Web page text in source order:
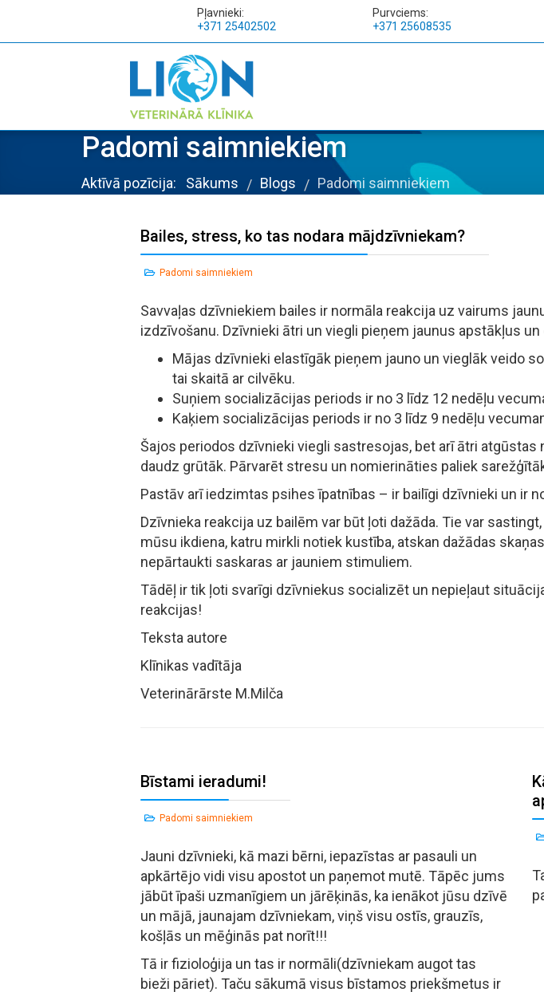
Pļavnieki:
+371 25402502
Purvciems:
+371 25608535
Padomi saimniekiem
Aktīvā pozīcija: Sākums / Blogs / Padomi saimniekiem
Bailes, stress, ko tas nodara mājdzīvniekam?
Padomi saimniekiem
Savvaļas dzīvniekiem bailes ir normāla reakcija uz vairums
izdzīvošanu. Dzīvnieki ātri un viegli pieņem jaunus apstākļus
Mājas dzīvnieki elastīgāk pieņem jauno un vieglāk veido
tai skaitā ar cilvēku.
Suņiem socializācijas periods ir no 3 līdz 12 nedēļu
Kaķiem socializācijas periods ir no 3 līdz 9 nedēļu
Šajos periodos dzīvnieki viegli sastresojas, bet arī ātri
daudz grūtāk. Pārvarēt stresu un nomierināties paliek
Pastāv arī iedzimtas psihes īpatnības – ir bailīgi dzīvnieki un ir
Dzīvnieka reakcija uz bailēm var būt ļoti dažāda. Tie var
mūsu ikdiena, katru mirkli notiek kustība, atskan dažādas
nepārtaukti saskaras ar jauniem stimuliem.
Tādēļ ir tik ļoti svarīgi dzīvniekus socializēt un nepieļaut
reakcijas!
Teksta autore
Klīnikas vadītāja
Veterinārārste M.Milča
Bīstami ieradumi!
Padomi saimniekiem
Jauni dzīvnieki, kā mazi bērni, iepazīstas ar pasauli un
apkārtējo vidi visu apostot un paņemot mutē. Tāpēc jums
jābūt īpaši uzmanīgiem un jārēķinās, ka ienākot jūsu dzīvē
un mājā, jaunajam dzīvniekam, viņš visu ostīs, grauzīs,
košļās un mēģinās pat norīt!!!
Tā ir fizioloģija un tas ir normāli(dzīvniekam augot tas
bieži pāriet). Taču sākumā visus bīstamos priekšmetus ir